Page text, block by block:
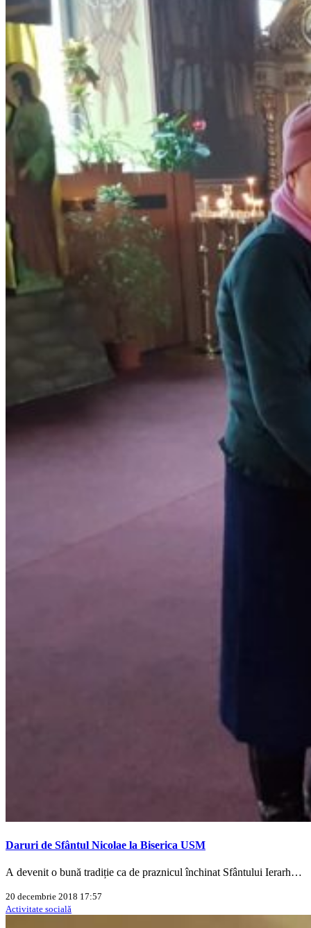
Daruri de Sfântul Nicolae la Biserica USM
A devenit o bună tradiție ca de praznicul închinat Sfântului Ierarh…
20 decembrie 2018 17:57
Activitate socială